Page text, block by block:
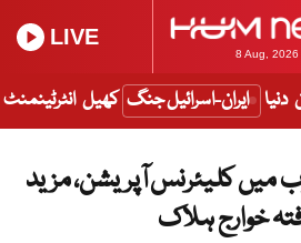
8 Aug, 2026
LIVE
دنیا ایران-اسرائیل جنگ کھیل انٹرٹینمنٹ
میں کلیئرنس آپریشن، مزید